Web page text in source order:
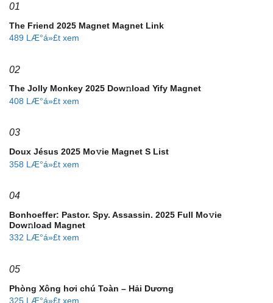
01
The Friend 2025 Magnet Magnet Link
489 LÆ°á»£t xem
02
The Jolly Monkey 2025 Dow𝚗load Yify Magnet
408 LÆ°á»£t xem
03
Doux Jésus 2025 Mo𝚟ie Magnet S List
358 LÆ°á»£t xem
04
Bonhoeffer: Pastor. Spy. Assassin. 2025 Full Mo𝚟ie
Dow𝚗load Magnet
332 LÆ°á»£t xem
05
Phòng Xông hơi chú Toàn – Hải Dương
325 LÆ°á»£t xem